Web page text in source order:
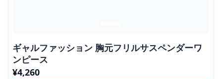
ギャルファッション 胸元フリルサスペンダーワ
ンピース
¥4,260